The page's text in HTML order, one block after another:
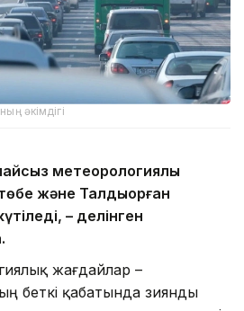
әкімдігі
метеорологиялық
және Талдықорған
– делінген
жағдайлар –
беткі қабатында зиянды